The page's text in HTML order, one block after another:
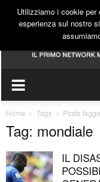
Home Tags Posts
Tag: mondiale
IL
Utilizziamo i cookie
esperienza sul nostro